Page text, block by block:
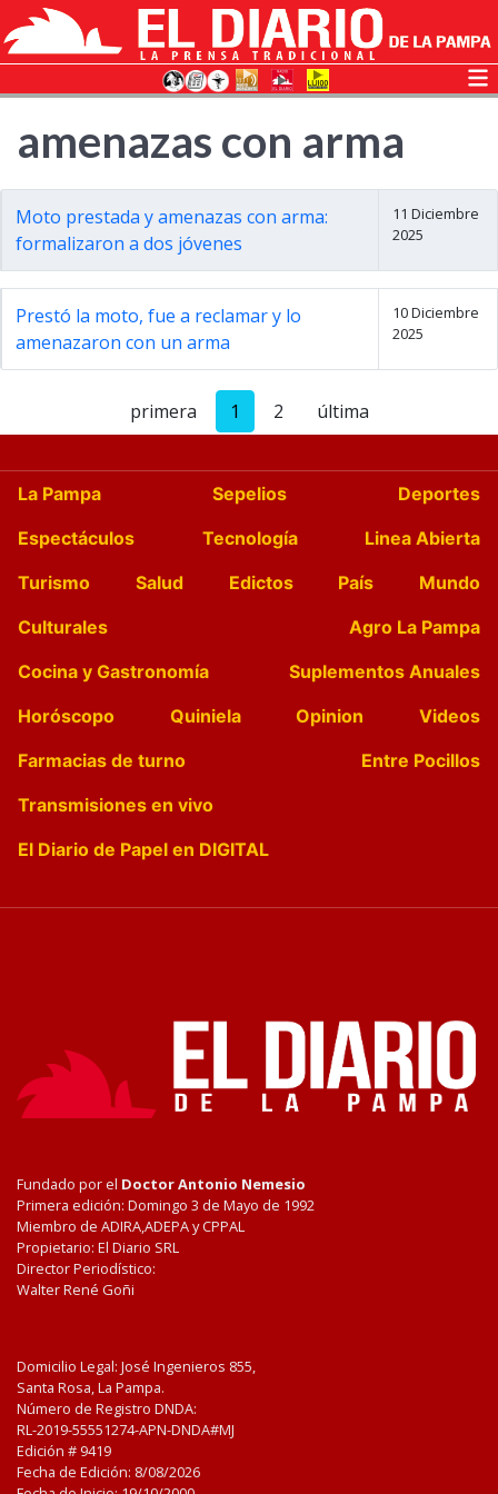
amenazas con arma
Moto prestada y amenazas con arma:
formalizaron a dos jóvenes
11 Diciembre
2025
Prestó la moto, fue a reclamar y lo
amenazaron con un arma
10 Diciembre
2025
primera 1 2 última
La Pampa Sepelios
Deportes
Espectáculos
Tecnología
Linea Abierta
Turismo
Salud Edictos País
Mundo
Culturales
Agro La Pampa
Cocina y Gastronomía
Suplementos Anuales
Horóscopo
Quiniela Opinion
Videos
Farmacias de turno
Entre Pocillos
Transmisiones en vivo
El Diario de Papel en DIGITAL
Fundado por el Doctor Antonio Nemesio
Primera edición: Domingo 3 de Mayo de 1992
Miembro de ADIRA,ADEPA y CPPAL
Propietario: El Diario SRL
Director Periodístico:
Walter René Goñi
Domicilio Legal: José Ingenieros 855,
Santa Rosa, La Pampa.
Número de Registro DNDA:
RL-2019-55551274-APN-DNDA#MJ
Edición # 9419
Fecha de Edición: 8/08/2026